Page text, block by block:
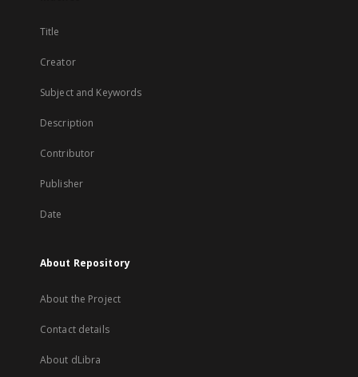
Title
Creator
Subject and Keywords
Description
Contributor
Publisher
Date
About Repository
About the Project
Contact details
About dLibra